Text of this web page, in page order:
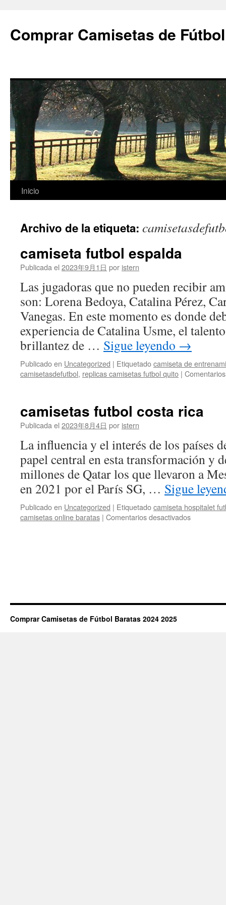
Comprar Camisetas de
Saltar
contenido
Inicio
Archivo de la etiqueta:
camiseta futbol espalda
Publicada el 2023年9月1日 por istern
Las jugadoras que no pueden recibir
son: Lorena Bedoya, Catalina Pérez,
Vanegas. En este momento es donde
experiencia de Catalina Usme, el
brillantez de … Sigue leyendo →
Publicado en Uncategorized | Etiquetadocamiseta de
camisetasdefutbol, replicas camisetas futbol quito |
camisetas futbol costa rica
Publicada el 2023年8月4日 por istern
La influencia y el interés de los países
papel central en esta transformación y
millones de Qatar los que llevaron a
en 2021 por el París SG, … Sigue
Publicado en Uncategorized | Etiquetadocamiseta hospitalet
camisetas online baratas | Comentarios desactivadosen
Comprar Camisetas de Fútbol Baratas 2024 2025